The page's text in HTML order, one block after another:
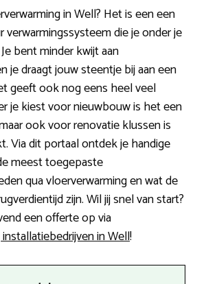
in Well? Het is een een
verwarmingssysteem die je onder je
bent minder kwijt aan
je draagt jouw steentje bij aan een
geeft ook nog eens heel veel
je kiest voor nieuwbouw is het een
ook voor renovatie klussen is
Via dit portaal ontdek je handige
meest toegepaste
qua vloerverwarming en wat de
zijn. Wil jij snel van start?
een offerte op via
in Well!